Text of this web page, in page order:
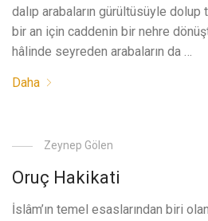
dalıp arabaların gürültüsüyle
bir an için caddenin bir nehre
hâlinde seyreden arabaların da …
Daha
Zeynep Gölen
Oruç Hakikati
İslâm’ın temel esaslarından biri